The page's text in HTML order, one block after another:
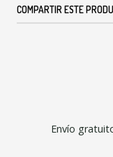
COMPARTIR ESTE
Envío